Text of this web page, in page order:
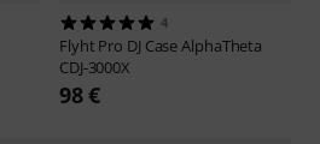
4
Flyht Pro DJ Case AlphaTheta
CDJ-3000X
98 €